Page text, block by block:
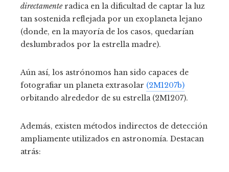
directamenteradica en la dificultad de captar la luz
tan sostenida reflejada por un exoplaneta lejano
(donde, en la mayoría de los casos, quedarían
deslumbrados por la estrella madre).
Aún así, los astrónomos han sido capaces de
fotografiar un planeta extrasolar (2M1207b)
orbitando alrededor de su estrella (2M1207).
Además, existen métodos indirectos de detección
ampliamente utilizados en astronomía. Destacan
atrás: